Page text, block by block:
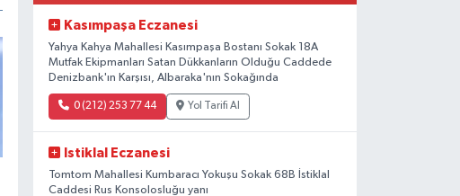
Kasımpaşa Eczanesi
Yahya Kahya Mahallesi Kasımpaşa Bostanı Sokak 18A
Mutfak Ekipmanları Satan Dükkanların Olduğu Caddede
Denizbank'ın Karşısı, Albaraka'nın Sokağında
0 (212) 253 77 44 Yol Tarifi Al
Istiklal Eczanesi
Tomtom Mahallesi Kumbaracı Yokuşu Sokak 68B İstiklal
Caddesi Rus Konsolosluğu yanı